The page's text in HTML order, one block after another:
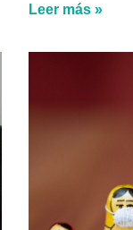
Leer más »